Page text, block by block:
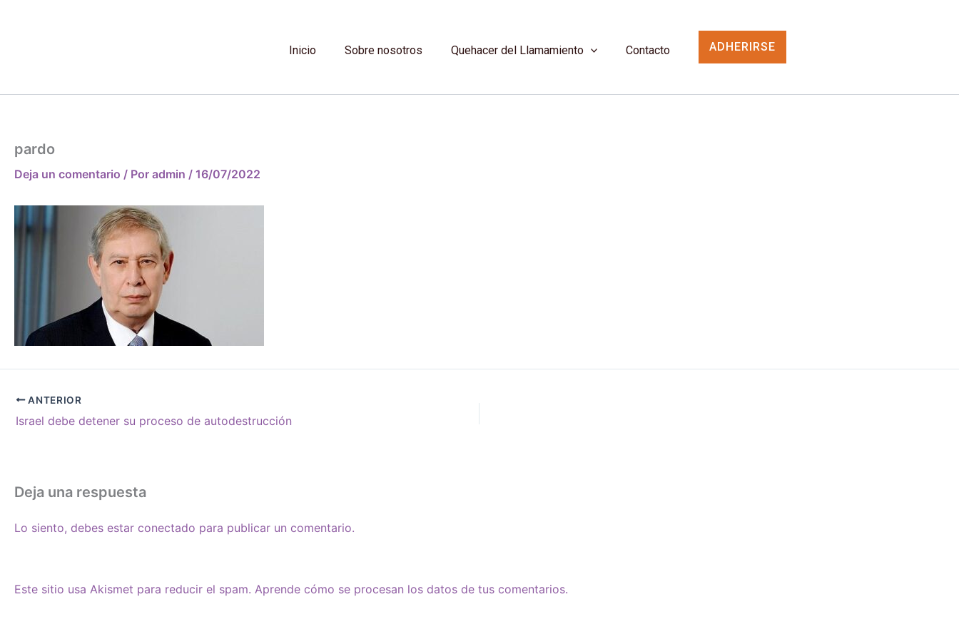
Inicio Sobre nosotros Quehacer del Llamamiento Contacto ADHERIRSE
pardo
Deja un comentario / Por admin / 16/07/2022
ANTERIOR
Israel debe detener su proceso de autodestrucción
Deja una respuesta
Lo siento, debes estar conectado para publicar un comentario.
Este sitio usa Akismet para reducir el spam. Aprende cómo se procesan los datos de tus comentarios.